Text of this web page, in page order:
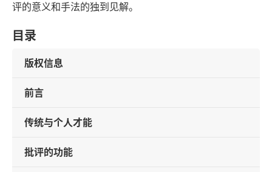
评的意义和手法的独到见解。
目录
版权信息
前言
传统与个人才能
批评的功能